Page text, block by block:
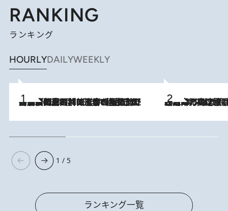
RANKING
ランキング
HOURLYDAILYWEEKLY
2026.8.8
「最後に見られてよかった」上野動物園の東園パンダ舎が解体前に特別公開。8月16日まで延長されたパネル展と共に辿る“半世紀”のパンダ飼育《解体工事の図面あり》 2026.8.7
「湘南乃風に憧れて」観客大盛上がりの“タオル回し”に、ラッパー顔負けの高速歌唱まで…さだまさし（74）のアグレッシブすぎる現在地
1 / 5
ランキング一覧